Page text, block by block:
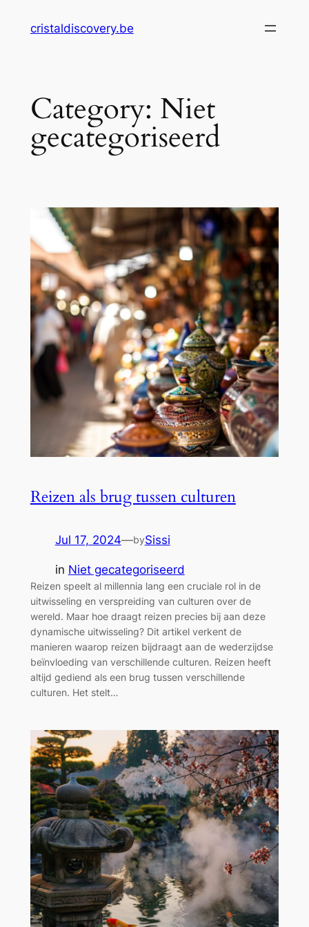
cristaldiscovery.be
Category: Niet
gecategoriseerd
Reizen als brug tussen culturen
Jul 17, 2024—bySissi
in Niet gecategoriseerd
Reizen speelt al millennia lang een cruciale rol in de
uitwisseling en verspreiding van culturen over de
wereld. Maar hoe draagt reizen precies bij aan deze
dynamische uitwisseling? Dit artikel verkent de
manieren waarop reizen bijdraagt aan de wederzijdse
beïnvloeding van verschillende culturen. Reizen heeft
altijd gediend als een brug tussen verschillende
culturen. Het stelt…